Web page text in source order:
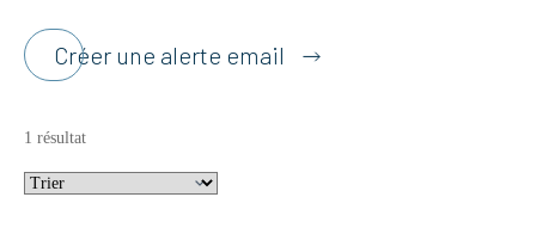
Créer une alerte email
1 résultat